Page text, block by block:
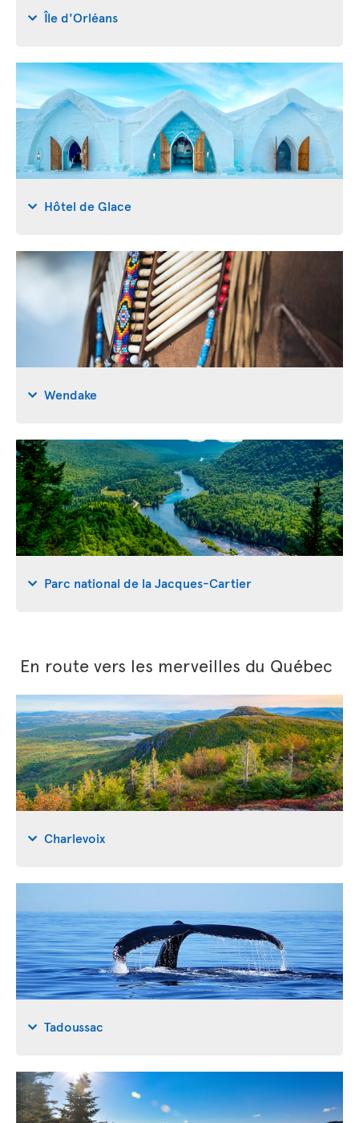
Île d'Orléans
Hôtel de Glace
Wendake
Parc national de la Jacques-Cartier
En route vers les merveilles du Québec
Charlevoix
Tadoussac